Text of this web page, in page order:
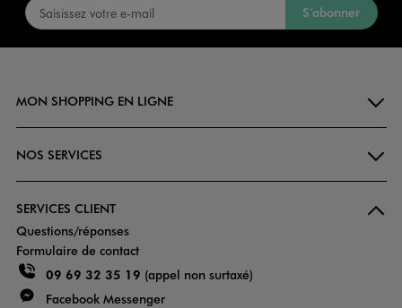
S’abonner
MON SHOPPING EN LIGNE
NOS SERVICES
SERVICES CLIENT
Questions/réponses
Formulaire de contact
09 69 32 35 19 (appel non surtaxé)
Facebook Messenger